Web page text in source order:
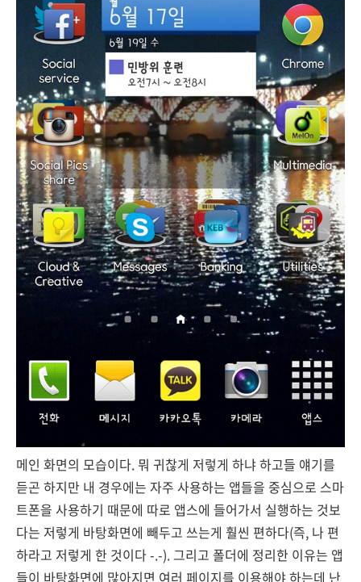
메인 화면의 모습이다. 뭐 귀찮게 저렇게 하냐 하고들 얘기를
듣곤 하지만 내 경우에는 자주 사용하는 앱들을 중심으로 스마
트폰을 사용하기 때문에 따로 앱스에 들어가서 실행하는 것보
다는 저렇게 바탕화면에 빼두고 쓰는게 훨씬 편하다(즉, 나 편
하라고 저렇게 한 것이다 -.-). 그리고 폴더에 정리한 이유는 앱
들이 바탕화면에 많아지면 여러 페이지를 이용해야 하는데 난